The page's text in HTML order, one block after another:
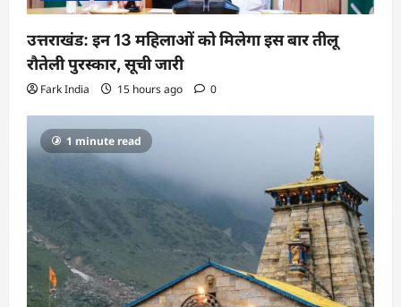
उत्तराखंड: इन 13 महिलाओं को मिलेगा इस बार तीलू
रौतेली पुरस्कार, सूची जारी
Fark India 15 hours ago 0
1 minute read